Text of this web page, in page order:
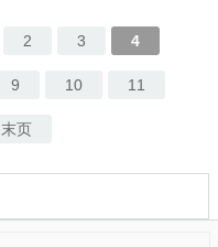
2 3 4
9 10 11
末页